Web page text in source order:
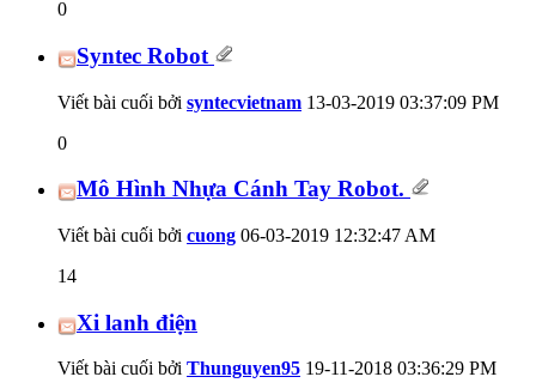
0
Syntec Robot
Viết bài cuối bởi syntecvietnam 13-03-2019 03:37:09 PM
0
Mô Hình Nhựa Cánh Tay Robot.
Viết bài cuối bởi cuong 06-03-2019 12:32:47 AM
14
Xi lanh điện
Viết bài cuối bởi Thunguyen95 19-11-2018 03:36:29 PM